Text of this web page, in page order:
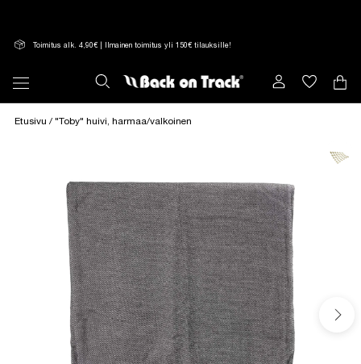
Toimitus alk. 4,90€ | Ilmainen toimitus yli 150€ tilauksille!
Etusivu / "Toby" huivi, harmaa/valkoinen